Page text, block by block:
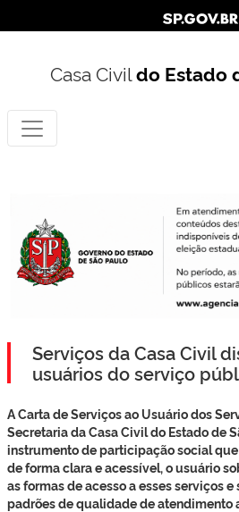
Casa Civildo Estado
Serviços da Casa Civil
usuários do serviço
A Carta de Serviços ao Usuário dos
Secretaria da Casa Civil do Estado de
instrumento de participação social
de forma clara e acessível, o usuário
as formas de acesso a esses serviços
padrões de qualidade de atendimento